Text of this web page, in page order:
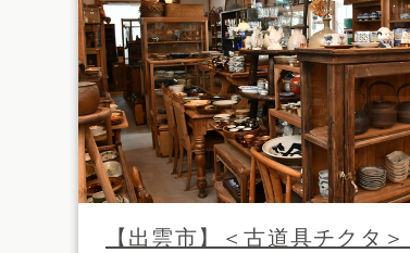
【出雲市】＜古道具チクタ